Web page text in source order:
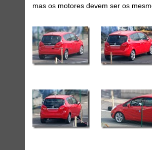
mas os motores devem ser os